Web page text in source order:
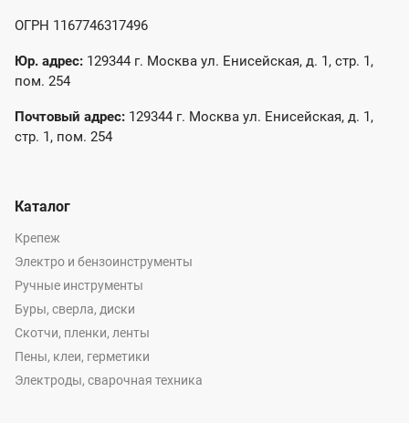
ОГРН 1167746317496
Юр. адрес: 129344 г. Москва ул. Енисейская, д. 1, стр. 1,
пом. 254
Почтовый адрес: 129344 г. Москва ул. Енисейская, д. 1,
стр. 1, пом. 254
Каталог
Крепеж
Электро и бензоинструменты
Ручные инструменты
Буры, сверла, диски
Скотчи, пленки, ленты
Пены, клеи, герметики
Электроды, сварочная техника